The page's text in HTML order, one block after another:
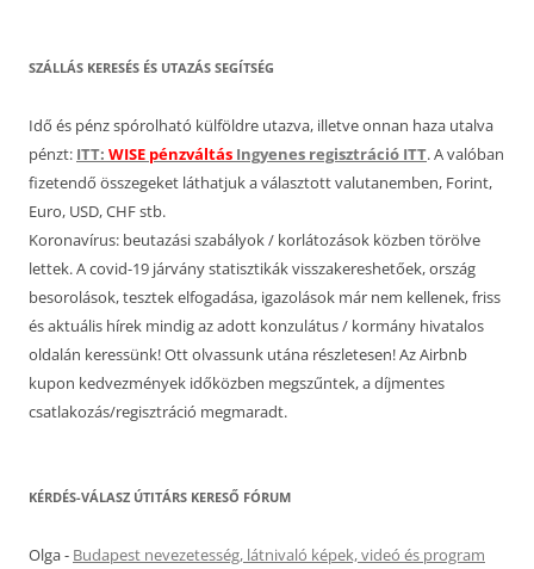
SZÁLLÁS KERESÉS ÉS UTAZÁS SEGÍTSÉG
Idő és pénz spórolható külföldre utazva, illetve onnan haza utalva
pénzt: ITT: WISE pénzváltás Ingyenes regisztráció ITT. A valóban
fizetendő összegeket láthatjuk a választott valutanemben, Forint,
Euro, USD, CHF stb.
Koronavírus: beutazási szabályok / korlátozások közben törölve
lettek. A covid-19 járvány statisztikák visszakereshetőek, ország
besorolások, tesztek elfogadása, igazolások már nem kellenek, friss
és aktuális hírek mindig az adott konzulátus / kormány hivatalos
oldalán keressünk! Ott olvassunk utána részletesen! Az Airbnb
kupon kedvezmények időközben megszűntek, a díjmentes
csatlakozás/regisztráció megmaradt.
KÉRDÉS-VÁLASZ ÚTITÁRS KERESŐ FÓRUM
Olga- Budapest nevezetesség, látnivaló képek, videó és program